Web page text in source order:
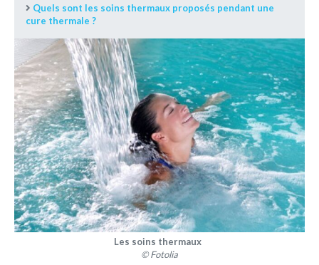
Quels sont les soins thermaux proposés pendant une
cure thermale ?
Les soins thermaux
© Fotolia